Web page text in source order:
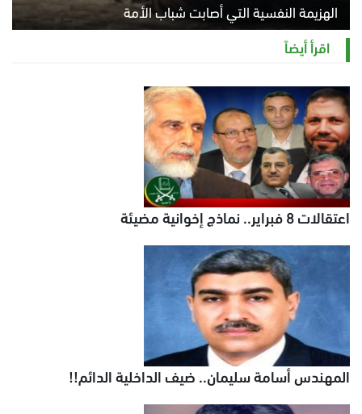
الهزيمة النفسية التي أصابت شباب الأمة
الخميس 6 أغسطس 2026 11:12 ص
اقرأ أيضاً
اعتقالات 8 فبراير.. نماذج إخوانية مضيئة
المهندس أسامة سليمان.. ضيف الداخلية الدائم!!